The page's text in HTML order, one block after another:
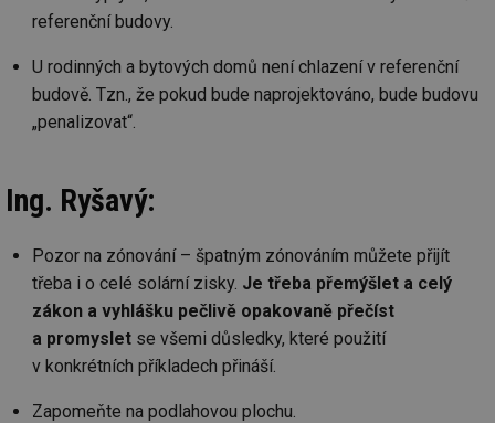
referenční budovy.
U rodinných a bytových domů není chlazení v referenční
budově. Tzn., že pokud bude naprojektováno, bude budovu
„penalizovat“.
Ing. Ryšavý:
Pozor na zónování – špatným zónováním můžete přijít
třeba i o celé solární zisky. Je třeba přemýšlet a celý
zákon a vyhlášku pečlivě opakovaně přečíst
a promyslet se všemi důsledky, které použití
v konkrétních příkladech přináší.
Zapomeňte na podlahovou plochu.